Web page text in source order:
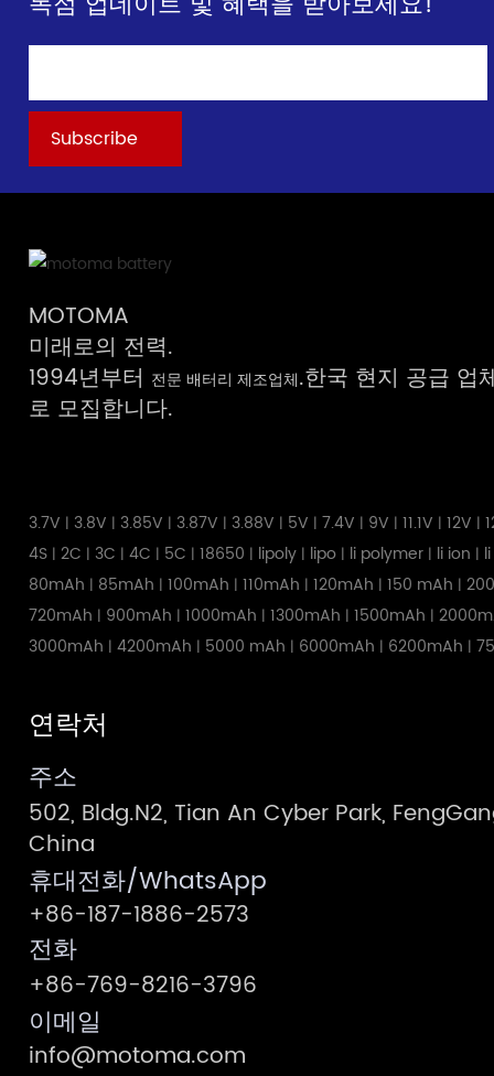
MOTOMA
미래로의 전력.
1994년부터 전문 배터리 제조업체.한국 현지 공급 업
로 모집합니다.
3.7V | 3.8V | 3.85V | 3.87V | 3.88V | 5V |7.4V | 9V |11.1V |12V |
4S |2C | 3C |4C | 5C |18650 | lipoly | lipo | li polymer | li ion |
80mAh | 85mAh |100mAh |110mAh |120mAh |150 mAh |
720mAh | 900mAh |1000mAh |1300mAh |1500mAh |
3000mAh |4200mAh | 5000 mAh | 6000mAh | 6200mAh |
연락처
주소
502, Bldg.N2, Tian An Cyber Park,
China
휴대전화/WhatsApp
+86-187-1886-2573
전화
+86-769-8216-3796
이메일
info@motoma.com